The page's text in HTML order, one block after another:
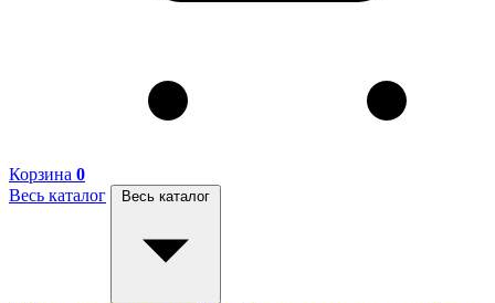
Корзина 0
Весь каталог
Весь каталог